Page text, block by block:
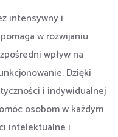
intensywny i
w rozwijaniu
wpływ na
Dzięki
i indywidualnej
osobom w każdym
intelektualne i